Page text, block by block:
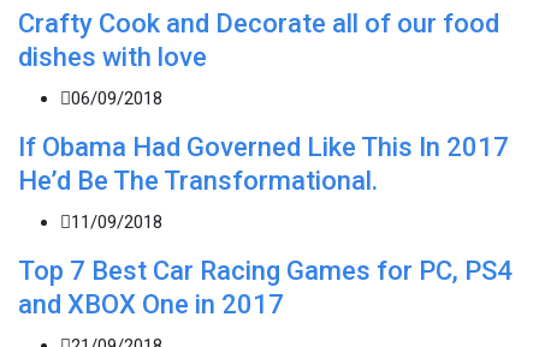
Crafty Cook and Decorate all of our food
dishes with love
06/09/2018
If Obama Had Governed Like This In 2017
He’d Be The Transformational.
11/09/2018
Top 7 Best Car Racing Games for PC, PS4
and XBOX One in 2017